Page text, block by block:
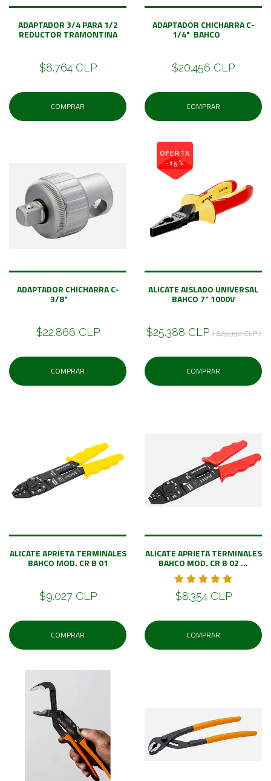
ADAPTADOR 3/4 PARA 1/2
REDUCTOR TRAMONTINA
$8.764 CLP
COMPRAR
ADAPTADOR CHICHARRA C-
1/4" BAHCO
$20.456 CLP
COMPRAR
ADAPTADOR CHICHARRA C-
3/8"
$22.866 CLP
COMPRAR
OFERTA
-15%
ALICATE AISLADO UNIVERSAL
BAHCO 7” 1000V
$25.388 CLP ( $29.990 CLP )
COMPRAR
ALICATE APRIETA TERMINALES
BAHCO MOD. CR B 01
$9.027 CLP
COMPRAR
ALICATE APRIETA TERMINALES
BAHCO MOD. CR B 02 ...
$8.354 CLP
COMPRAR